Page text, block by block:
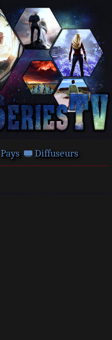
Pays Diffuseurs